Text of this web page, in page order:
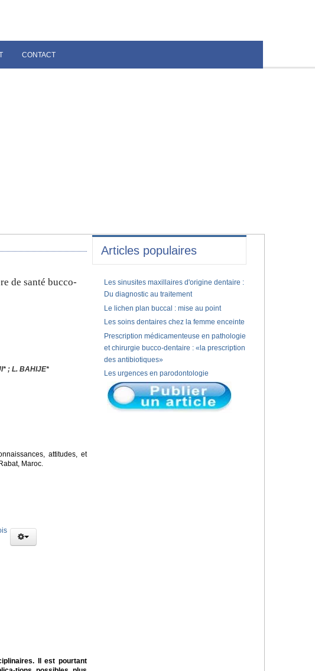
CONTACT
de santé bucco-
; L. BAHIJE*
attitudes, et
Maroc.
Il est pourtant
Articles populaires
Les sinusites maxillaires d'origine dentaire :
Du diagnostic au traitement
Le lichen plan buccal : mise au point
Les soins dentaires chez la femme enceinte
Prescription médicamenteuse en pathologie
et chirurgie bucco-dentaire : «la prescription
des antibiotiques»
Les urgences en parodontologie